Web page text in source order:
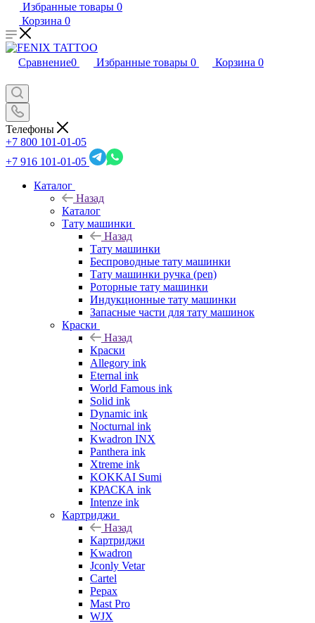
Избранные товары 0
Корзина 0
Сравнение0 Избранные товары 0 Корзина 0
Телефоны
+7 800 101-01-05
+7 916 101-01-05
Каталог
Назад
Каталог
Тату машинки
Назад
Тату машинки
Беспроводные тату машинки
Тату машинки ручка (pen)
Роторные тату машинки
Индукционные тату машинки
Запасные части для тату машинок
Краски
Назад
Краски
Allegory ink
Eternal ink
World Famous ink
Solid ink
Dynamic ink
Nocturnal ink
Kwadron INX
Panthera ink
Xtreme ink
KOKKAI Sumi
КРАСКА ink
Intenze ink
Картриджи
Назад
Картриджи
Kwadron
Jconly Vetar
Cartel
Pepax
Mast Pro
WJX